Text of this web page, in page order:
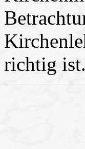
richtig ist.